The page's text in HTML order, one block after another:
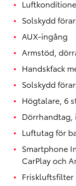
Solskydd
AUX-ingång
Armstöd,
Handskfack
Solskydd
Högtalare, 6
Dörrhandtag,
Luftutag för
Smartphone
CarPlay och
Friskluftsfilter